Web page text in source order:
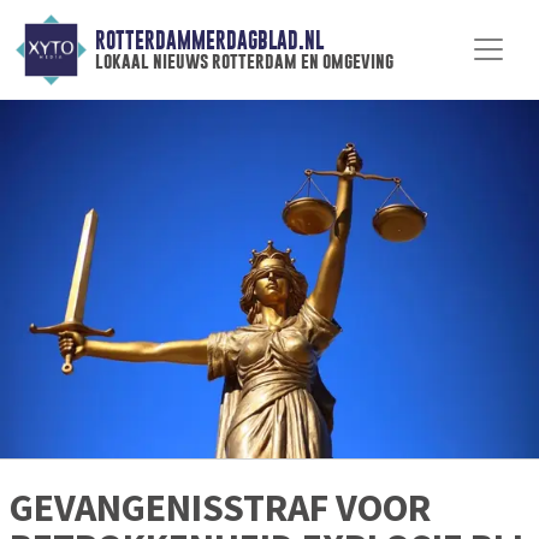
ROTTERDAMMERDAGBLAD.NL
lokaal nieuws rotterdam en omgeving
GEVANGENISSTRAF VOOR